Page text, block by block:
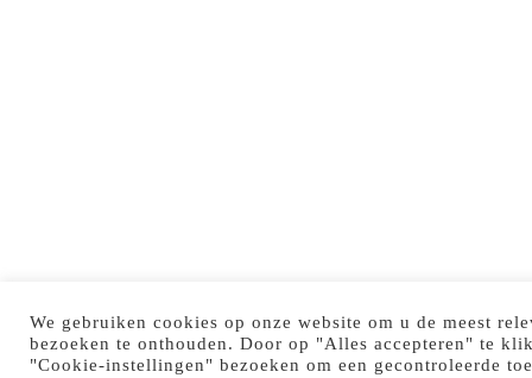
We gebruiken cookies op onze website om u de meest
bezoeken te onthouden. Door op "Alles accepteren" te
"Cookie-instellingen" bezoeken om een gecontroleerde